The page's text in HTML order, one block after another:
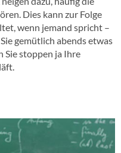
Dies kann zur Folge
wenn jemand spricht –
gemütlich abends etwas
Sie stoppen ja Ihre